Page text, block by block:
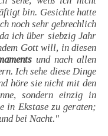
bin. Gesichte hatte
noch sehr gebrechlich
ich über siebzig Jahr
Gott will, in diesen
und nach allen
Ich sehe diese Dinge
höre sie nicht mit den
sondern einzig in
in Ekstase zu geraten;
bei Nacht."